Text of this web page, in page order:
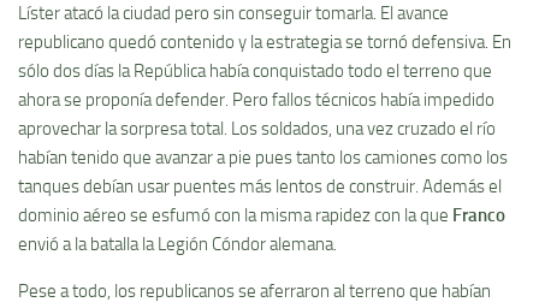
Lí­ster atacó la ciudad pero sin conseguir tomarla. El avance
republicano quedó contenido y la estrategia se tornó defensiva. En
sólo dos dí­as la República habí­a conquistado todo el terreno que
ahora se proponí­a defender. Pero fallos técnicos habí­a impedido
aprovechar la sorpresa total. Los soldados, una vez cruzado el rí­o
habí­an tenido que avanzar a pie pues tanto los camiones como los
tanques debí­an usar puentes más lentos de construir. Además el
dominio aéreo se esfumó con la misma rapidez con la que Franco
envió a la batalla la Legión Cóndor alemana.
Pese a todo, los republicanos se aferraron al terreno que habí­an